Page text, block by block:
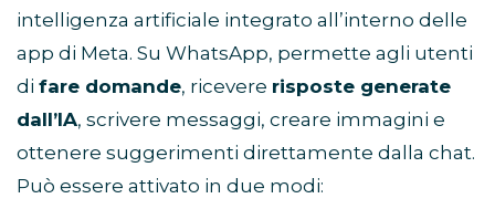
intelligenza artificiale integrato all’interno delle
app di Meta. Su WhatsApp, permette agli utenti
di fare domande, ricevere risposte generate
dall’IA, scrivere messaggi, creare immagini e
ottenere suggerimenti direttamente dalla chat.
Può essere attivato in due modi: